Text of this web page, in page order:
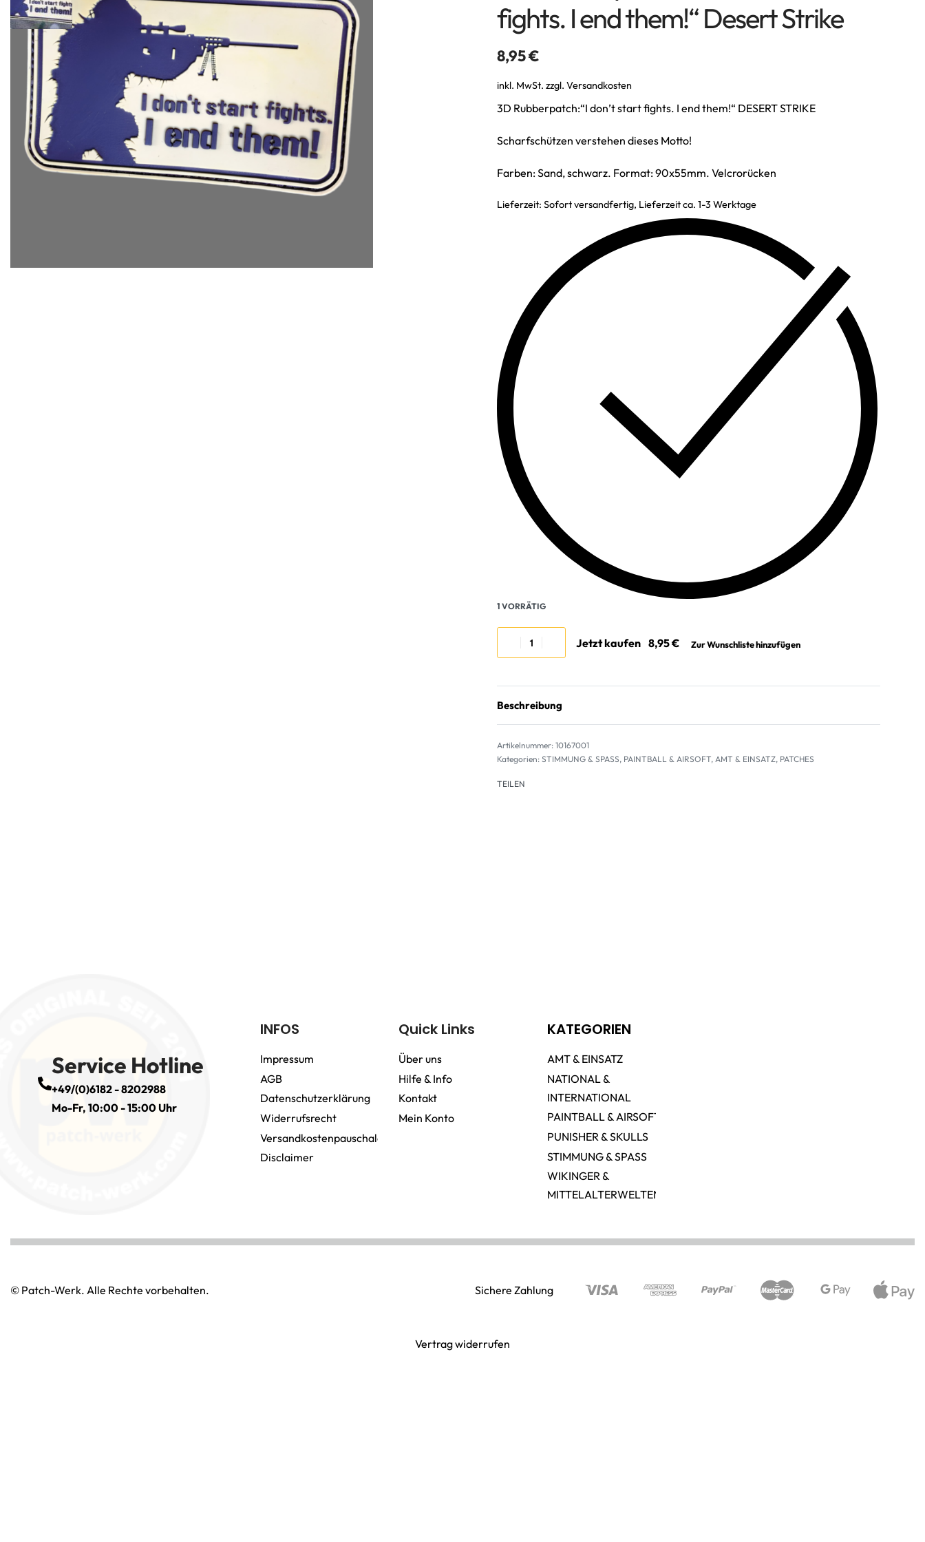
fights. I end them!“ Desert Strike
8,95€
inkl. MwSt. zzgl. Versandkosten
3D Rubberpatch:“I don’t start fights. I end them!“ DESERT STRIKE
Scharfschützen verstehen dieses Motto!
Farben: Sand, schwarz. Format: 90x55mm. Velcrorücken
Lieferzeit: Sofort versandfertig, Lieferzeit ca. 1-3 Werktage
1 VORRÄTIG
Jetzt kaufen Zur Wunschliste hinzufügen
Beschreibung
10167001
Kategorien: STIMMUNG & SPASS, PAINTBALL & AIRSOFT, AMT & EINSATZ, PATCHES
TEILEN
Service Hotline
+49/(0)6182 - 8202988
Mo-Fr, 10:00 - 15:00 Uhr
INFOS
Impressum
AGB
Datenschutzerklärung
Widerrufsrecht
Versandkostenpauschale
Disclaimer
Quick Links
Über uns
Hilfe & Info
Kontakt
Mein Konto
KATEGORIEN
AMT & EINSATZ
NATIONAL &
INTERNATIONAL
PAINTBALL & AIRSOFT
PUNISHER & SKULLS
STIMMUNG & SPASS
WIKINGER &
MITTELALTERWELTEN
© Patch-Werk. Alle Rechte vorbehalten. Sichere Zahlung
Vertrag widerrufen